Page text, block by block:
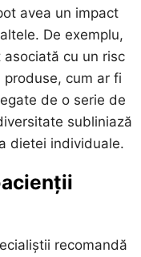
avea un impact
De exemplu,
cu un risc
cum ar fi
de o serie de
subliniază
dietei individuale.
recomandă